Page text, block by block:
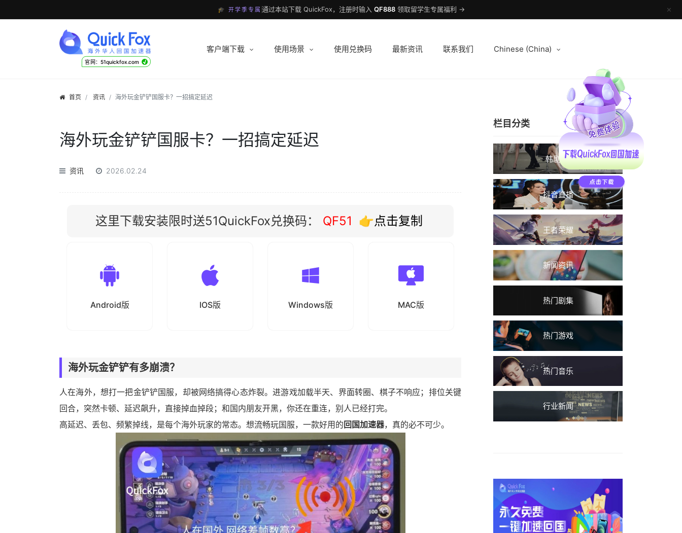
🎓 开学季专属 通过本站下载 QuickFox，注册时输入 QF888领取留学生专属福利 → ✕
官网：51quickfox.com √
客户端下载 使用场景 使用兑换码 最新资讯 联系我们 Chinese (China)
首页 资讯 海外玩金铲铲国服卡？一招搞定延迟
海外玩金铲铲国服卡？一招搞定延迟
资讯 2026.02.24
这里下载安装限时送51QuickFox兑换码： QF51 👉点击复制
Android版 IOS版 Windows版 MAC版
海外玩金铲铲有多崩溃？
人在海外，想打一把金铲铲国服，却被网络搞得心态炸裂。进游戏加载半天、界面转圈、棋子不响应；排位关键
回合，突然卡顿、 延迟飙升，直接掉血掉段；和国内朋友开黑，你还在重连，别人已经打完。
高延迟、丢包、频繁掉线，是每个海外玩家的常态。想流畅玩国服，一款好用的 回国加速器，真的必不可少。
栏目分类
韩剧TV
抖音直播
王者荣耀
新闻资讯
热门剧集
热门游戏
热门音乐
行业新闻